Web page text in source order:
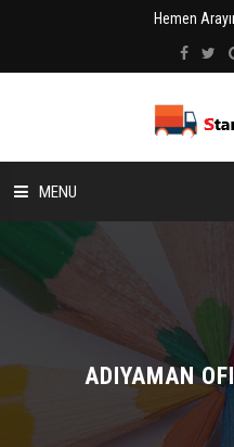
Hemen
MENU
ANASAYFA
HAKKIMIZDA
BİLGİ BANKASIADIYAMAN